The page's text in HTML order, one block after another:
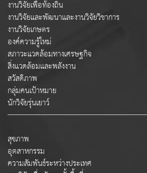
งานวิจัยเพื่อท้องถิ่น
งานวิจัยและพัฒนาและงานวิจัยวิชาการ
งานวิจัยเกษตร
องค์ความรู้ใหม่
สภาวะแวดล้อมทางเศรษฐกิจ
สิ่งแวดล้อมและพลังงาน
สวัสดิภาพ
กลุ่มคนเป้าหมาย
นักวิจัยรุ่นเยาว์
สุขภาพ
อุตสาหกรรม
ความสัมพันธ์ระหว่างประเทศ